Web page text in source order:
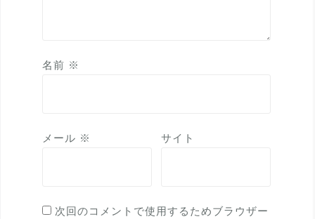
名前 ※
メール ※ サイト
次回のコメントで使用するためブラウザー